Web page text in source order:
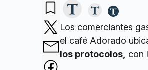
Los comerciantes
el café Adorado
los protocolos, con